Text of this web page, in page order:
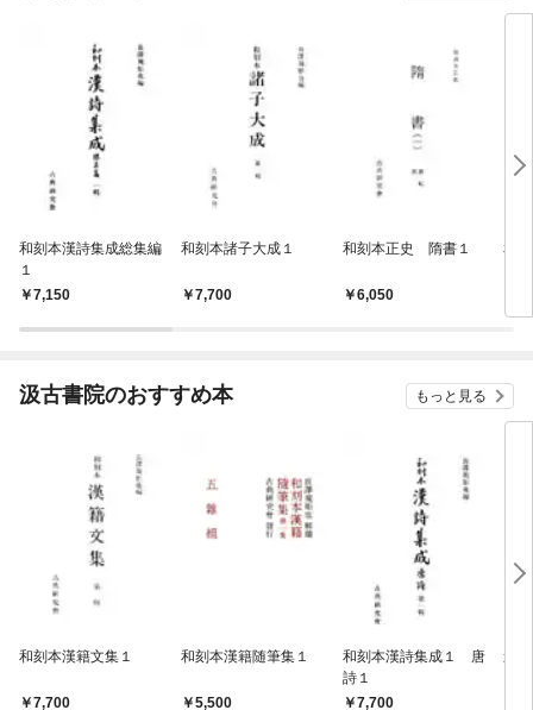
和刻本漢詩集成総集編
１
7,150
和刻本諸子大成１
7,700
和刻本正史 隋書１
6,050
和
汲古書院のおすすめ本 もっと見る
和刻本漢籍文集１
7,700
和刻本漢籍随筆集１
5,500
和刻本漢詩集成１ 唐
詩１
7,700
影